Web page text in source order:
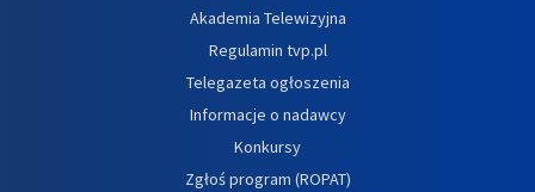
Akademia Telewizyjna
Regulamin tvp.pl
Telegazeta ogłoszenia
Informacje o nadawcy
Konkursy
Zgłoś program (ROPAT)